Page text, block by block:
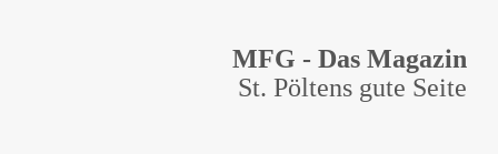
MFG - Das Magazin
St. Pöltens gute Seite